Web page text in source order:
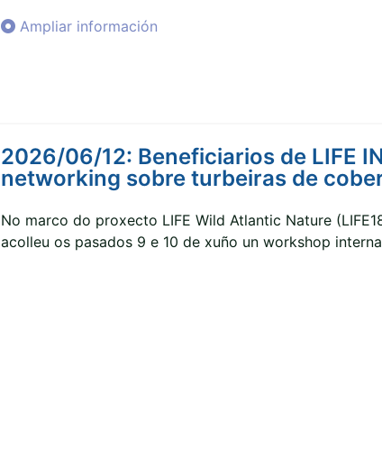
Ampliar información
2026/06/12: Beneficiarios de LIFE
networking sobre turbeiras de
No marco do proxecto LIFE Wild Atlantic Nature
acolleu os pasados 9 e 10 de xuño un workshop